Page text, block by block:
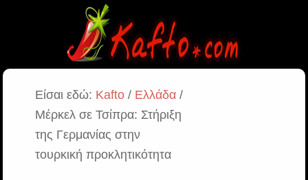
Είσαι εδώ: Kafto/ Ελλάδα/
Μέρκελ σε Τσίπρα: Στήριξη
της Γερμανίας στην
τουρκική προκλητικότητα